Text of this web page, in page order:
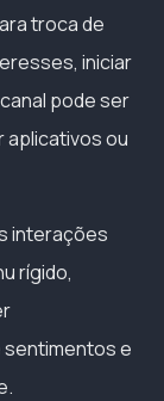
troca de
iniciar
pode ser
aplicativos ou
interações
rígido,
e